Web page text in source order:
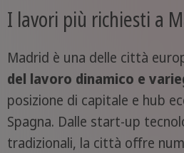
I lavori più richiesti a
Madrid è una delle città
del lavoro dinamico e
posizione di capitale e hub
Spagna. Dalle start-up
tradizionali, la città offre